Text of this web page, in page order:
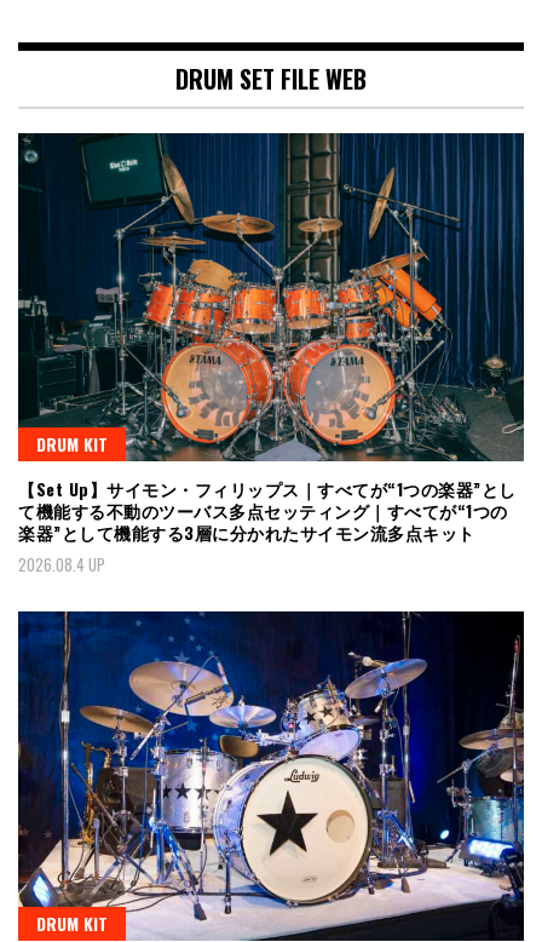
DRUM SET FILE WEB
DRUM KIT
【Set Up】サイモン・フィリップス｜すべてが“1つの楽器”とし
て機能する不動のツーバス多点セッティング｜すべてが“1つの
楽器”として機能する3層に分かれたサイモン流多点キット
2026.08.4 UP
DRUM KIT